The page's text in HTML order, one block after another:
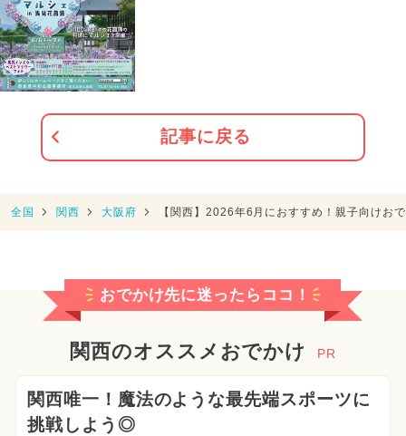
記事に戻る
全国 関西 大阪府 【関西】2026年6月におすすめ！親子向けお
おでかけ先に迷ったらココ！
関西のオススメおでかけ PR
関西唯一！魔法のような最先端スポーツに
挑戦しよう◎